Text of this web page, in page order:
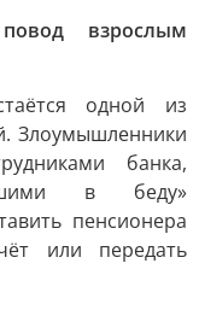
взрослым
одной из
Злоумышленники
банка,
в беду»
пенсионера
или передать